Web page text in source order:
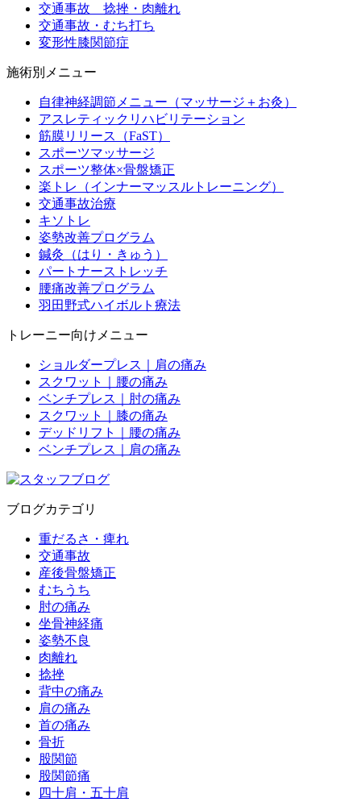
交通事故 捻挫・肉離れ
交通事故・むち打ち
変形性膝関節症
施術別メニュー
自律神経調節メニュー（マッサージ＋お灸）
アスレティックリハビリテーション
筋膜リリース（FaST）
スポーツマッサージ
スポーツ整体×骨盤矯正
楽トレ（インナーマッスルトレーニング）
交通事故治療
キソトレ
姿勢改善プログラム
鍼灸（はり・きゅう）
パートナーストレッチ
腰痛改善プログラム
羽田野式ハイボルト療法
トレーニー向けメニュー
ショルダープレス｜肩の痛み
スクワット｜腰の痛み
ベンチプレス｜肘の痛み
スクワット｜膝の痛み
デッドリフト｜腰の痛み
ベンチプレス｜肩の痛み
ブログカテゴリ
重だるさ・痺れ
交通事故
産後骨盤矯正
むちうち
肘の痛み
坐骨神経痛
姿勢不良
肉離れ
捻挫
背中の痛み
肩の痛み
首の痛み
骨折
股関節
股関節痛
四十肩・五十肩